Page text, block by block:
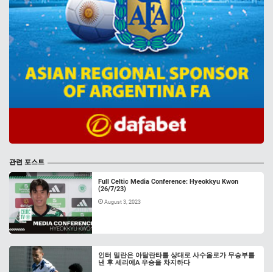
관련 포스트
Full Celtic Media Conference: Hyeokkyu Kwon
(26/7/23)
August 3, 2023
인터 밀란은 아탈란타를 상대로 사수올로가 무승부를
낸 후 세리에A 우승을 차지하다